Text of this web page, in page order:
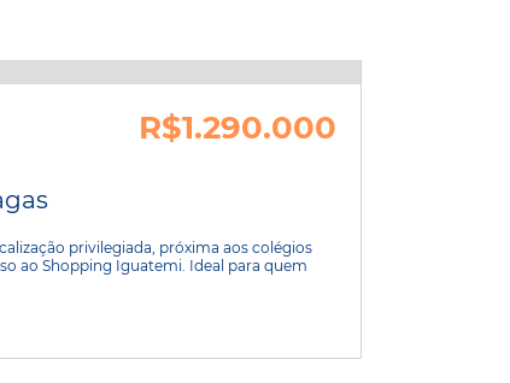
R$1.290.000
privilegiada, próxima aos colégios
ao Shopping Iguatemi. Ideal para quem